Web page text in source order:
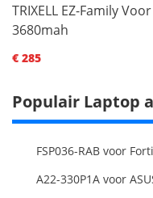
TRIXELL EZ-Family
3680mah
€ 285
Populair Laptop
FSP036-RAB voor